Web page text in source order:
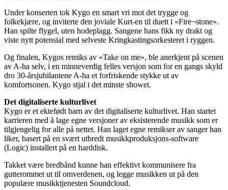
Under konserten tok Kygo en smart vri mot det trygge og
folkekjære, og inviterte den joviale Kurt-en til duett i «Fire¬stone».
Han spilte flygel, uten hodeplagg. Sangene hans fikk ny drakt og
viste nytt potensial med selveste Kringkastingsorkesteret i ryggen.
Og finalen, Kygos remiks av «Take on me», ble anerkjent på scenen
av A-ha selv, i en minneverdig felles versjon som for en gangs skyld
dro 30-årsjubilantene A-ha et forfriskende stykke ut av
komfortsonen. Kygo stjal i det minste showet.
Det digitaliserte kulturlivet
Kygo er et ektefødt barn av det digitaliserte kulturlivet. Han startet
karrieren med å lage egne versjoner av eksisterende musikk som er
tilgjengelig for alle på nettet. Han laget egne remikser av sanger han
liker, basert på en svært utbredt musikkproduksjons-software
(Logic) installert på en harddisk.
Takket være bredbånd kunne han effektivt kommunisere fra
gutterommet ut til omverdenen, og legge musikken ut på den
populære musikktjenesten Soundcloud.